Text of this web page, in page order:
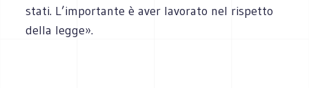
stati. L’importante è aver lavorato nel rispetto
della legge».